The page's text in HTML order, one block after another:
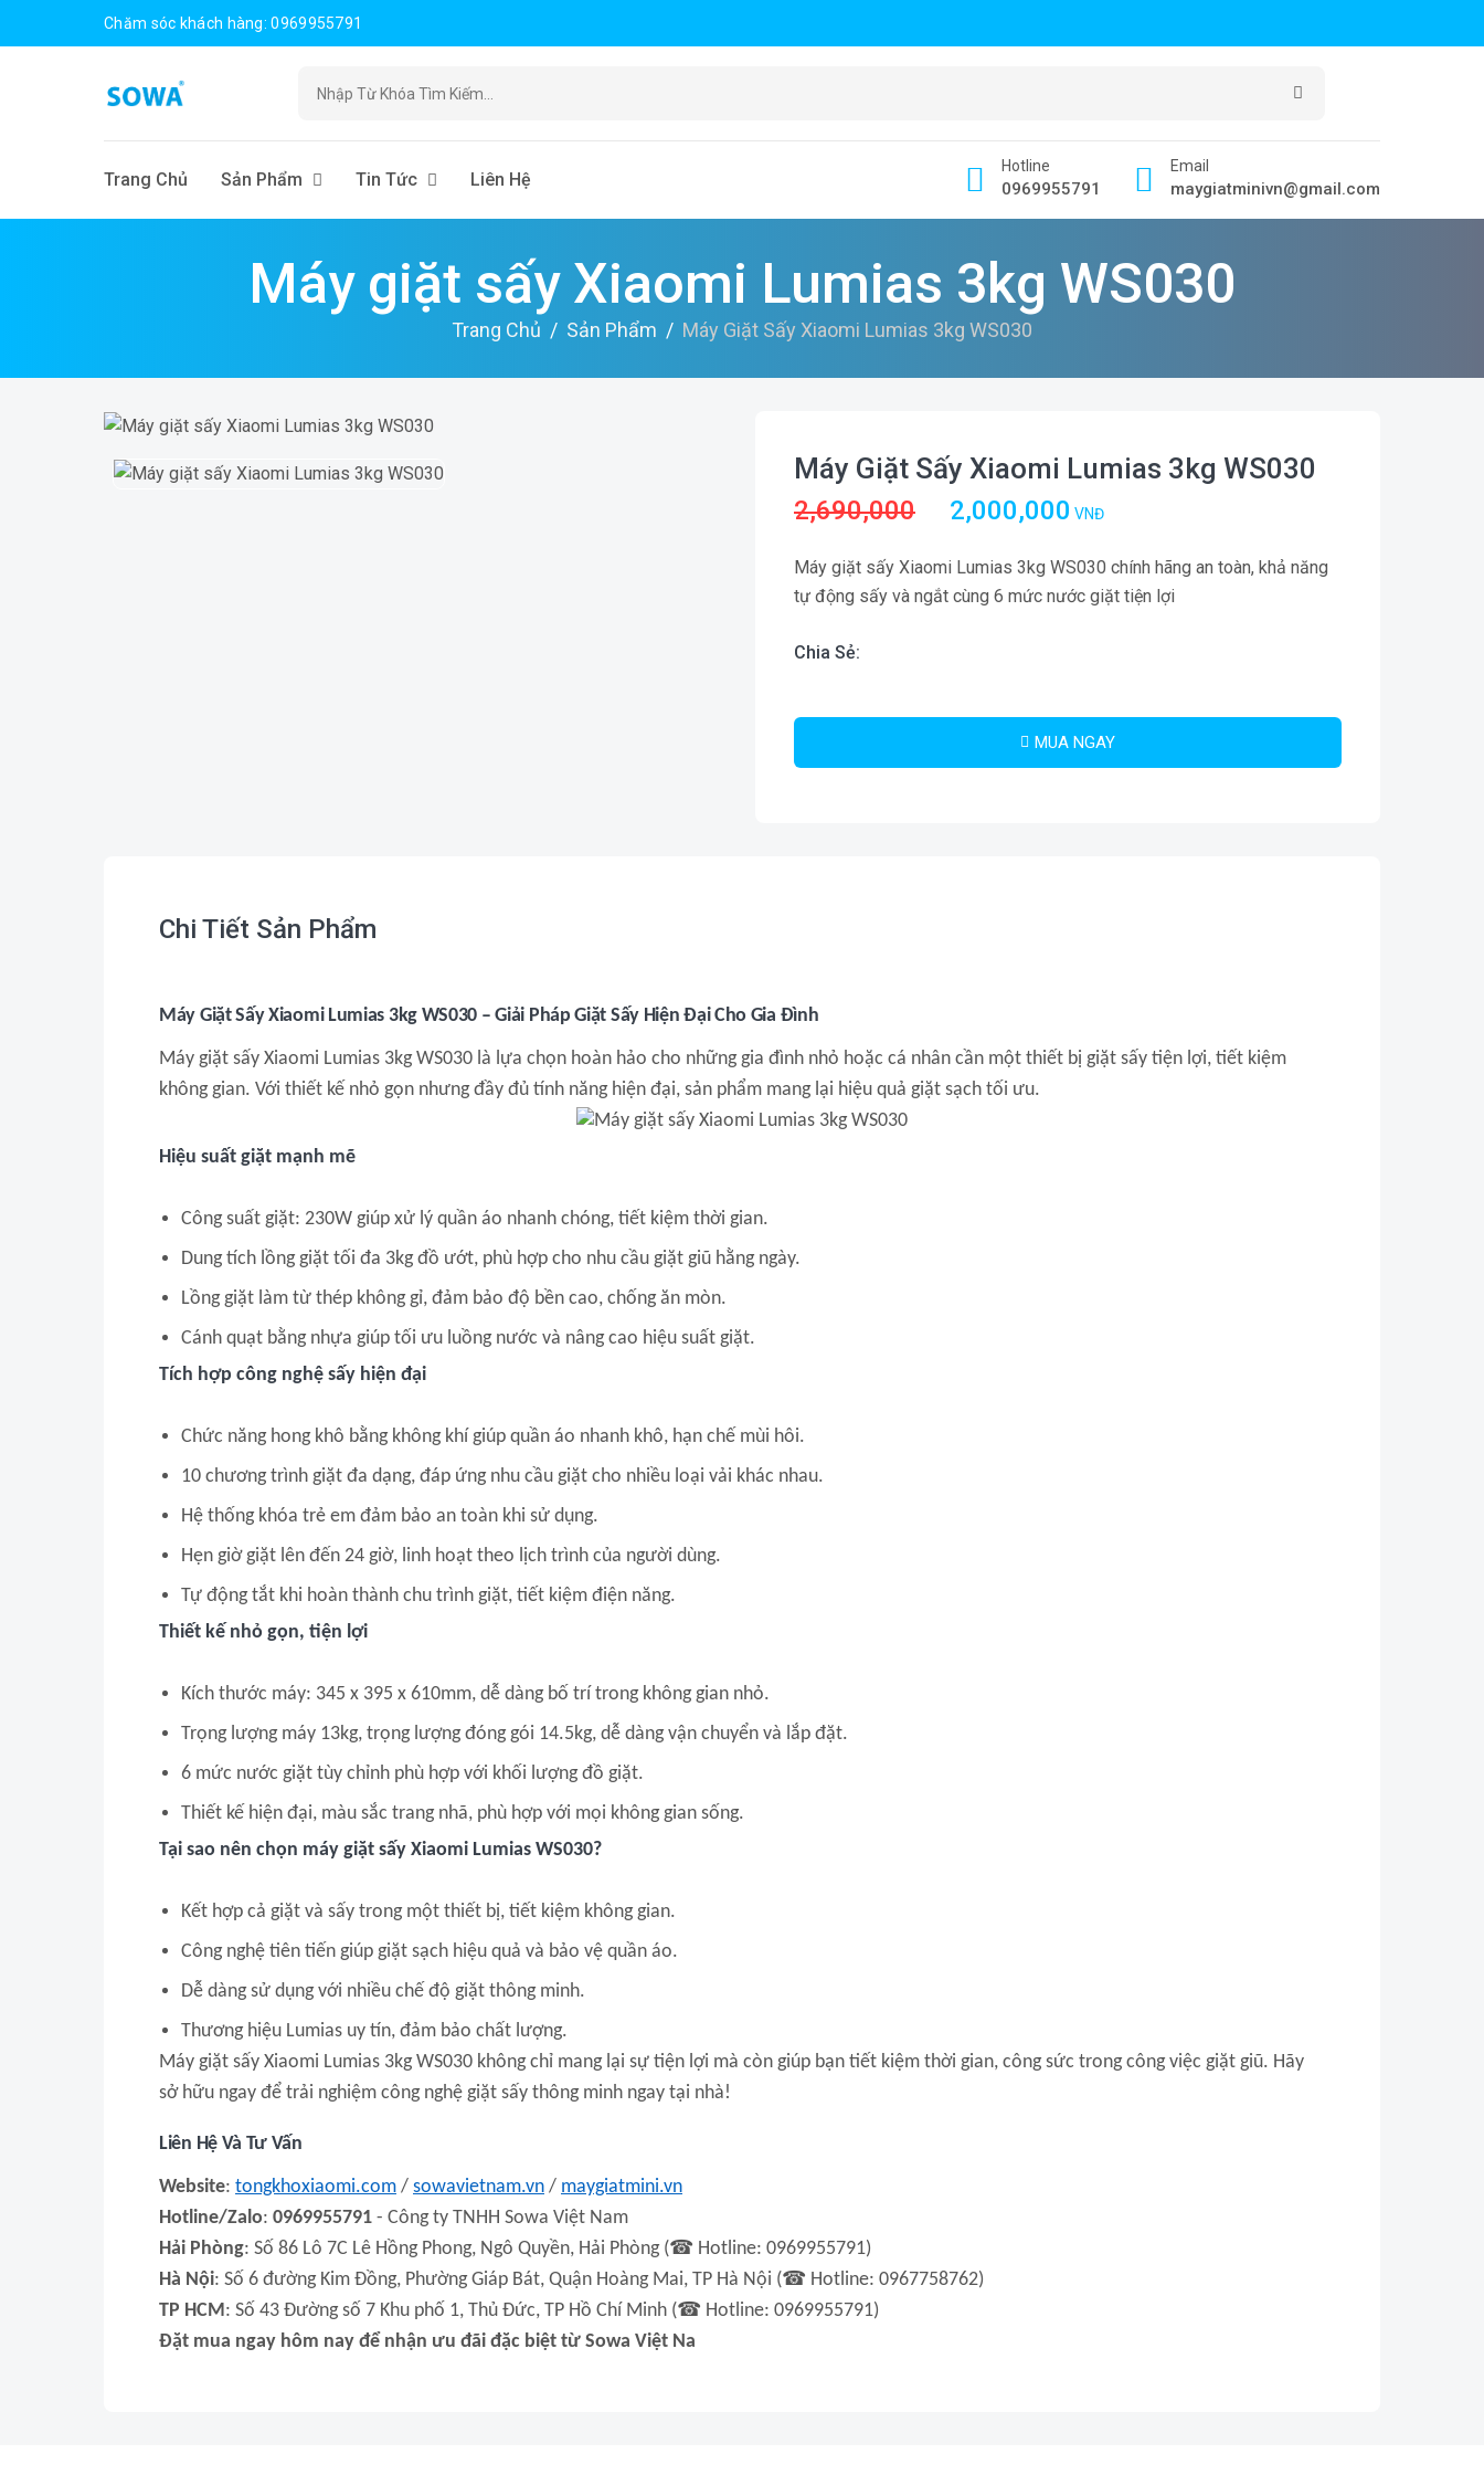
Chăm sóc khách hàng: 0969955791
Trang Chủ Sản Phẩm Tin Tức Liên Hệ
Hotline
0969955791
Email
maygiatminivn@gmail.com
Máy giặt sấy Xiaomi Lumias 3kg WS030
Trang Chủ Sản Phẩm Máy Giặt Sấy Xiaomi Lumias 3kg WS030
Máy Giặt Sấy Xiaomi Lumias 3kg WS030
2,690,000 2,000,000 VNĐ
Máy giặt sấy Xiaomi Lumias 3kg WS030 chính hãng an toàn, khả năng
tự động sấy và ngắt cùng 6 mức nước giặt tiện lợi
Chia Sẻ:
MUA NGAY
Chi Tiết Sản Phẩm
Máy Giặt Sấy Xiaomi Lumias 3kg WS030 – Giải Pháp Giặt Sấy Hiện Đại Cho Gia Đình
Máy giặt sấy Xiaomi Lumias 3kg WS030 là lựa chọn hoàn hảo cho những gia đình nhỏ hoặc cá nhân cần một thiết bị giặt sấy tiện lợi, tiết kiệm
không gian. Với thiết kế nhỏ gọn nhưng đầy đủ tính năng hiện đại, sản phẩm mang lại hiệu quả giặt sạch tối ưu.
Hiệu suất giặt mạnh mẽ
Công suất giặt: 230W giúp xử lý quần áo nhanh chóng, tiết kiệm thời gian.
Dung tích lồng giặt tối đa 3kg đồ ướt, phù hợp cho nhu cầu giặt giũ hằng ngày.
Lồng giặt làm từ thép không gỉ, đảm bảo độ bền cao, chống ăn mòn.
Cánh quạt bằng nhựa giúp tối ưu luồng nước và nâng cao hiệu suất giặt.
Tích hợp công nghệ sấy hiện đại
Chức năng hong khô bằng không khí giúp quần áo nhanh khô, hạn chế mùi hôi.
10 chương trình giặt đa dạng, đáp ứng nhu cầu giặt cho nhiều loại vải khác nhau.
Hệ thống khóa trẻ em đảm bảo an toàn khi sử dụng.
Hẹn giờ giặt lên đến 24 giờ, linh hoạt theo lịch trình của người dùng.
Tự động tắt khi hoàn thành chu trình giặt, tiết kiệm điện năng.
Thiết kế nhỏ gọn, tiện lợi
Kích thước máy: 345 x 395 x 610mm, dễ dàng bố trí trong không gian nhỏ.
Trọng lượng máy 13kg, trọng lượng đóng gói 14.5kg, dễ dàng vận chuyển và lắp đặt.
6 mức nước giặt tùy chỉnh phù hợp với khối lượng đồ giặt.
Thiết kế hiện đại, màu sắc trang nhã, phù hợp với mọi không gian sống.
Tại sao nên chọn máy giặt sấy Xiaomi Lumias WS030?
Kết hợp cả giặt và sấy trong một thiết bị, tiết kiệm không gian.
Công nghệ tiên tiến giúp giặt sạch hiệu quả và bảo vệ quần áo.
Dễ dàng sử dụng với nhiều chế độ giặt thông minh.
Thương hiệu Lumias uy tín, đảm bảo chất lượng.
Máy giặt sấy Xiaomi Lumias 3kg WS030 không chỉ mang lại sự tiện lợi mà còn giúp bạn tiết kiệm thời gian, công sức trong công việc giặt giũ. Hãy
sở hữu ngay để trải nghiệm công nghệ giặt sấy thông minh ngay tại nhà!
Liên Hệ Và Tư Vấn
Website: tongkhoxiaomi.com / sowavietnam.vn / maygiatmini.vn
Hotline/Zalo: 0969955791 - Công ty TNHH Sowa Việt Nam
Hải Phòng: Số 86 Lô 7C Lê Hồng Phong, Ngô Quyền, Hải Phòng (☎ Hotline: 0969955791)
Hà Nội: Số 6 đường Kim Đồng, Phường Giáp Bát, Quận Hoàng Mai, TP Hà Nội (☎ Hotline: 0967758762)
TP HCM: Số 43 Đường số 7 Khu phố 1, Thủ Đức, TP Hồ Chí Minh (☎ Hotline: 0969955791)
Đặt mua ngay hôm nay để nhận ưu đãi đặc biệt từ Sowa Việt Na